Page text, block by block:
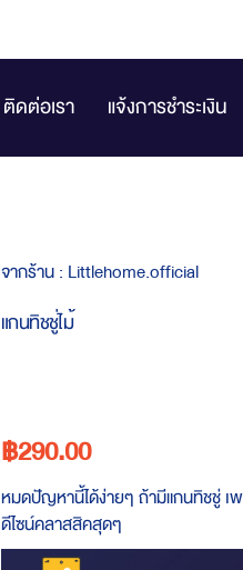
ติดต่อเรา แจ้งการชำระเงิน
จากร้าน : Littlehome.official
แกนทิชชู่ไม้
฿290.00
หมดปัญหานี้ได้ง่ายๆ ถ้ามีแกนทิชชู่ เพ
ดีไซน์คลาสสิคสุดๆ